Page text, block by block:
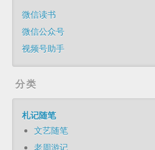
微信读书
微信公众号
视频号助手
分类
札记随笔
文艺随笔
老周游记